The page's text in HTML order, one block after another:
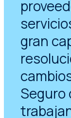
gran
Seguro